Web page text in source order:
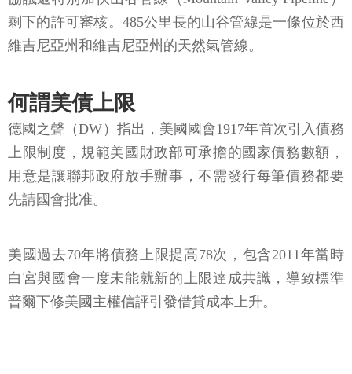
剩下的許可審核。485公里長的山谷管線是一條位於西
維吉尼亞州和維吉尼亞州的天然氣管線。
何謂美債上限
德國之聲（DW）指出，美國國會1917年首次引入債務
上限制度，規範美國財政部可承擔的國家債務數額，
用意是讓聯邦政府放手辦事，不需發行每筆債務都要
先請國會批准。
美國過去70年將債務上限提高78次，包含2011年當時
白宮與國會一度未能就新的上限達成共識，導致標準
普爾下修美國主權信評引發借貸成本上升。